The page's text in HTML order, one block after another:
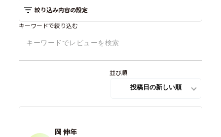
絞り込み内容の設定
キーワードで絞り込む
並び順
岡 伸年